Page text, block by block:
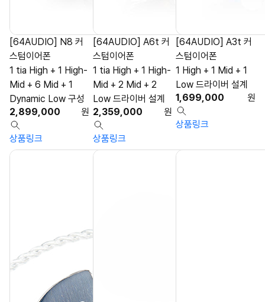
[64AUDIO] N8 커
스텀이어폰
1 tia High + 1 High-
Mid + 6 Mid + 1
Dynamic Low 구성
2,899,000
원
상품링크
[64AUDIO] A6t 커
스텀이어폰
1 tia High + 1 High-
Mid + 2 Mid + 2
Low 드라이버 설계
2,359,000
원
상품링크
[64AUDIO] A3t 커
스텀이어폰
1 High + 1 Mid + 1
Low 드라이버 설계
1,699,000
원
상품링크